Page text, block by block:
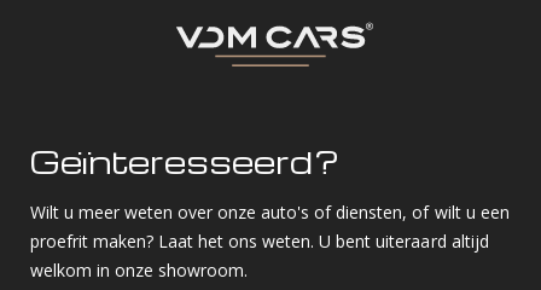
Geïnteresseerd?
Wilt u meer weten over onze auto's of diensten, of wilt u een
proefrit maken? Laat het ons weten. U bent uiteraard altijd
welkom in onze showroom.